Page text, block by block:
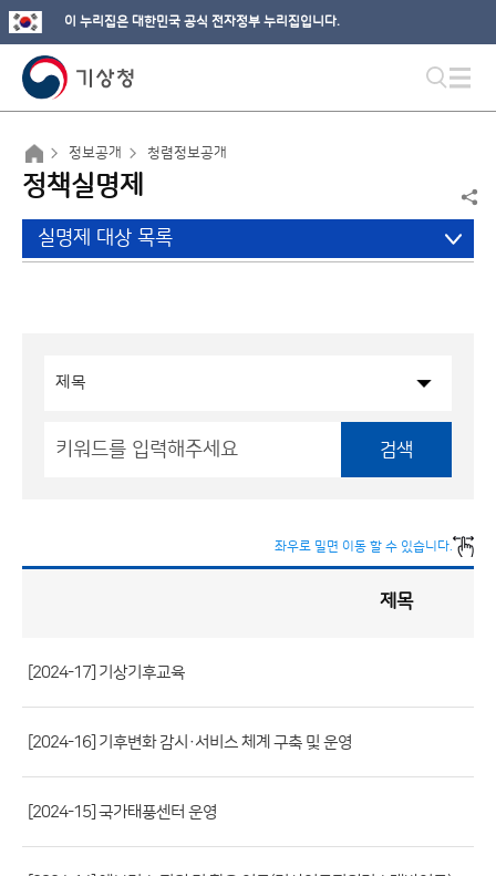
이 누리집은 대한민국 공식 전자정부 누리집입니다.
정보공개 청렴정보공개
정책실명제
실명제 대상 목록
검색
좌우로 밀면 이동 할 수 있습니다.
게
시
판
목
록
(번
호,
등
제목
[2024-17] 기상기후교육
[2024-16] 기후변화 감시·서비스 체계 구축 및 운영
[2024-15] 국가태풍센터 운영